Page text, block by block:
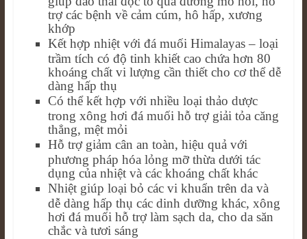
trợ các bệnh về cảm cúm, hô hấp, xương
khớp
Kết hợp nhiệt với đá muối Himalayas – loại
trầm tích có độ tinh khiết cao chứa hơn 80
khoáng chất vi lượng cần thiết cho cơ thể dễ
dàng hấp thụ
Có thể kết hợp với nhiều loại thảo dược
trong xông hơi đá muối hỗ trợ giải tỏa căng
thẳng, mệt mỏi
Hỗ trợ giảm cân an toàn, hiệu quả với
phương pháp hóa lỏng mỡ thừa dưới tác
dụng của nhiệt và các khoáng chất khác
Nhiệt giúp loại bỏ các vi khuẩn trên da và
dễ dàng hấp thụ các dinh dưỡng khác, xông
hơi đá muối hỗ trợ làm sạch da, cho da săn
chắc và tươi sáng